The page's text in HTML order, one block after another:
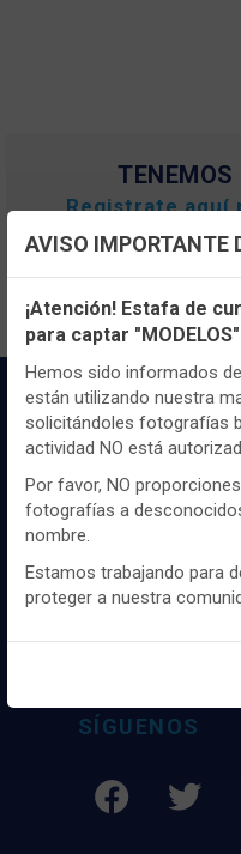
Registrateaquí
Distribuidor y
marcaas de ropa
mercado, marcas
experiencia como
SÍGUENOS
Configuración de
Utilizamos cookies
persistentes, para hacer
página web y personalizar
Igualmente, utilizamos
la navegación que realizas
gustos y preferencias.
Puedesconfigurary
Para obtener más
cookies .
Configurar
AVISO IMPORTANTE
¡Atención! Estafa de
para captar "MODELOS"
Hemos sido informados
están utilizando nuestra
solicitándoles fotografías
actividad NO está
Por favor, NO
fotografías a
nombre.
Estamos trabajando para
proteger a nuestra